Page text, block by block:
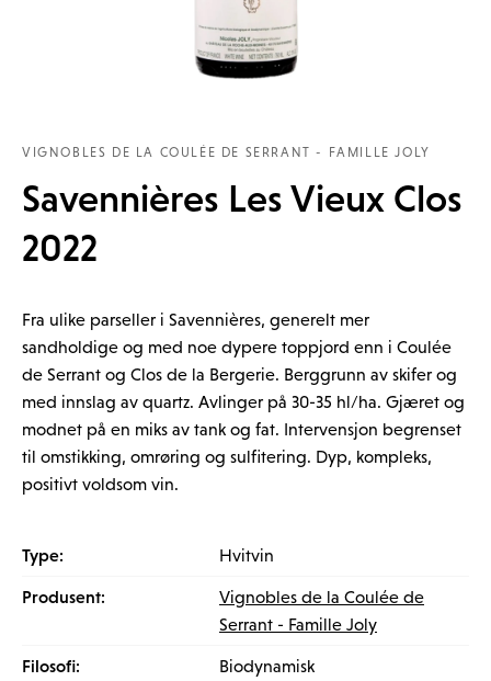
VIGNOBLES DE LA COULÉE DE SERRANT - FAMILLE JOLY
Savennières Les Vieux Clos
2022
Fra ulike parseller i Savennières, generelt mer
sandholdige og med noe dypere toppjord enn i Coulée
de Serrant og Clos de la Bergerie. Berggrunn av skifer og
med innslag av quartz. Avlinger på 30-35 hl/ha. Gjæret og
modnet på en miks av tank og fat. Intervensjon begrenset
til omstikking, omrøring og sulfitering. Dyp, kompleks,
positivt voldsom vin.
Type: Hvitvin
Produsent:
Vignobles de la Coulée de
Serrant - Famille Joly
Filosofi: Biodynamisk